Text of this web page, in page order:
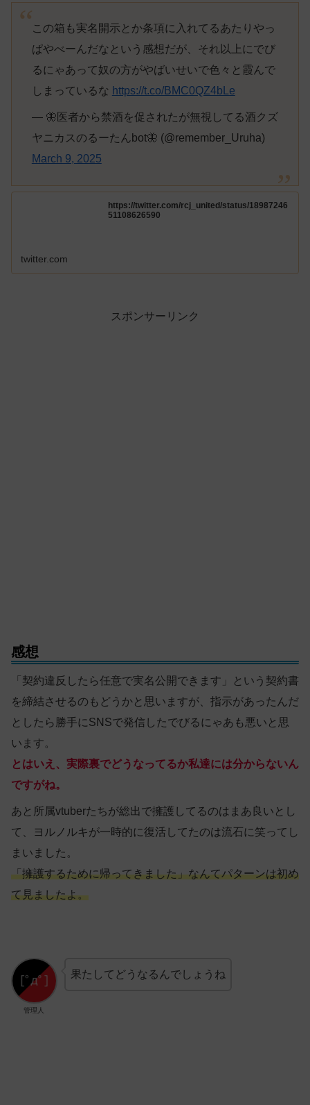
この箱も実名開示とか条項に入れてるあたりやっ
ぱやべーんだなという感想だが、それ以上にでび
るにゃあって奴の方がやばいせいで色々と霞んで
しまっているな https://t.co/BMC0QZ4bLe
— 🦋医者から禁酒を促されたが無視してる酒クズ
ヤニカスのるーたんbot🦋 (@remember_Uruha)
March 9, 2025
https://twitter.com/rcj_united/status/18987246
51108626590
twitter.com
スポンサーリンク
感想
「契約違反したら任意で実名公開できます」という契約書
を締結させるのもどうかと思いますが、指示があったんだ
としたら勝手にSNSで発信したでびるにゃあも悪いと思
います。
とはいえ、実際裏でどうなってるか私達には分からないん
ですがね。
あと所属vtuberたちが総出で擁護してるのはまあ良いとし
て、ヨルノルキが一時的に復活してたのは流石に笑ってし
まいました。
「擁護するために帰ってきました」なんてパターンは初め
て見ましたよ。
管理人
果たしてどうなるんでしょうね